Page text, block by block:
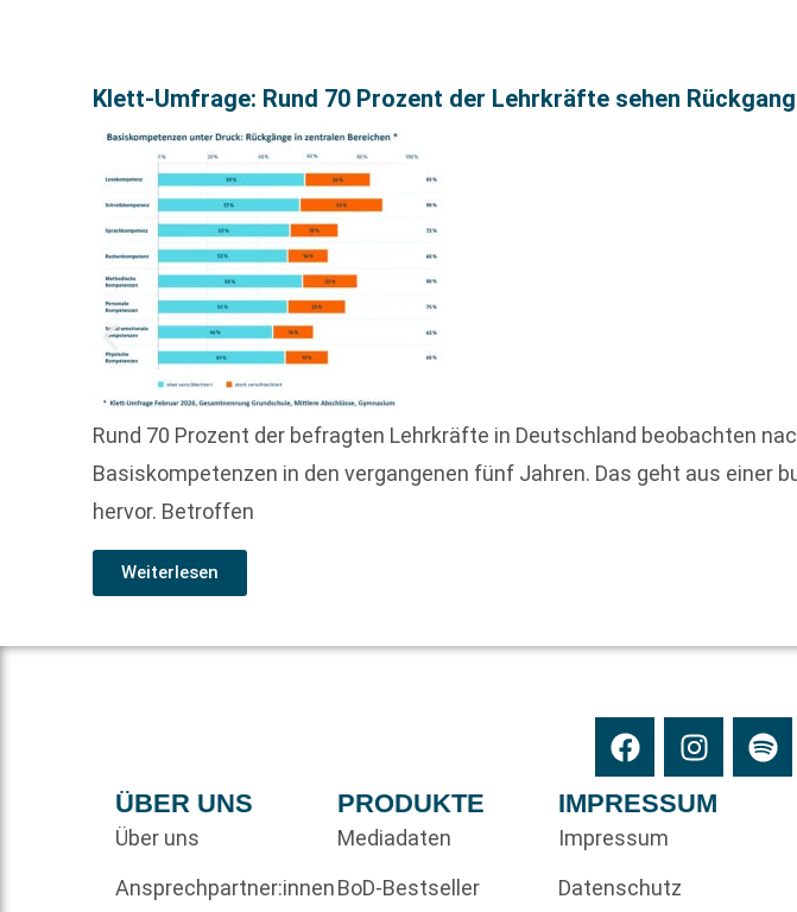
Klett-Umfrage: Rund 70 Prozent der Lehrkräfte sehen
Rund 70 Prozent der befragten Lehrkräfte in Deutschland beobachten
Basiskompetenzen in den vergangenen fünf Jahren. Das geht aus einer
hervor. Betroffen
Weiterlesen
ÜBER UNS
Über uns
Ansprechpartner:innen
PRODUKTE
Mediadaten
BoD-Bestseller
IMPRESSUM
Impressum
Datenschutz